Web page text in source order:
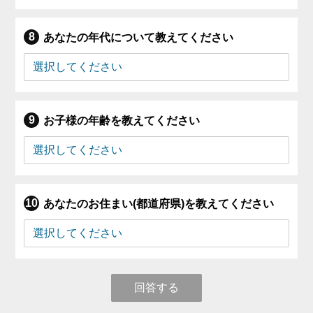
あなたの年代について教えてください
お子様の年齢を教えてください
あなたのお住まい(都道府県)を教えてください
回答する